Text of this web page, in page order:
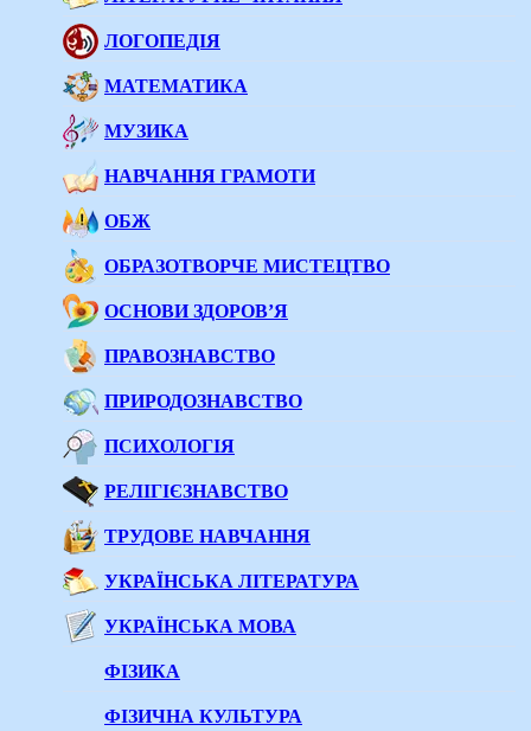
ЛОГОПЕДІЯ
МАТЕМАТИКА
МУЗИКА
НАВЧАННЯ ГРАМОТИ
ОБЖ
ОБРАЗОТВОРЧЕ МИСТЕЦТВО
ОСНОВИ ЗДОРОВ’Я
ПРАВОЗНАВСТВО
ПРИРОДОЗНАВСТВО
ПСИХОЛОГІЯ
РЕЛІГІЄЗНАВСТВО
ТРУДОВЕ НАВЧАННЯ
УКРАЇНСЬКА ЛІТЕРАТУРА
УКРАЇНСЬКА МОВА
ФІЗИКА
ФІЗИЧНА КУЛЬТУРА